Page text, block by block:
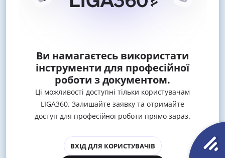
Ви намагаєтесь використати
інструменти для професійної
роботи з документом.
Ці можливості доступні тільки користувачам
LIGA360. Залишайте заявку та отримайте
доступ для професійної роботи прямо зараз.
ВХІД ДЛЯ КОРИСТУВАЧІВ